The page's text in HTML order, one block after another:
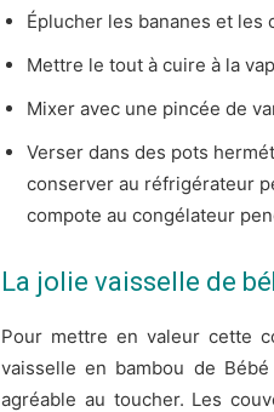
Éplucher les bananes et les
Mettre le tout à cuire à la
Mixer avec une pincée de
Verser dans des pots
conserver au réfrigérateur
compote au congélateur
La jolie vaisselle de
Pour mettre en valeur cette
vaisselle en bambou de
agréable au toucher. Les